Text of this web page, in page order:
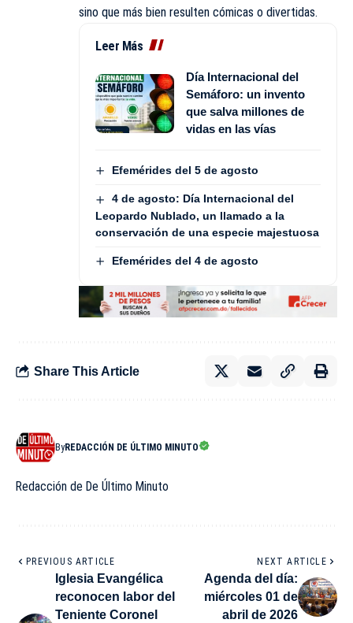
sino que más bien resulten cómicas o divertidas.
Leer Más
Día Internacional del
Semáforo: un invento
que salva millones de
vidas en las vías
Efemérides del 5 de agosto
4 de agosto: Día Internacional del
Leopardo Nublado, un llamado a la
conservación de una especie majestuosa
Efemérides del 4 de agosto
Share This Article
ByREDACCIÓN DE ÚLTIMO MINUTO
Redacción de De Último Minuto
PREVIOUS ARTICLE
Iglesia Evangélica
reconocen labor del
Teniente Coronel
NEXT ARTICLE
Agenda del día:
miércoles 01 de
abril de 2026